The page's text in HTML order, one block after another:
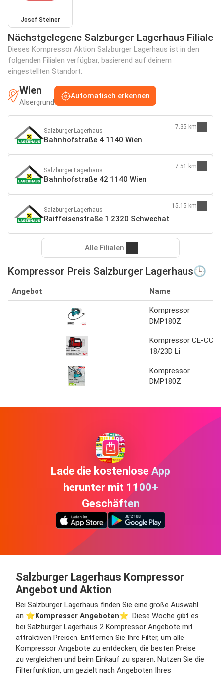
Josef Steiner
Nächstgelegene Salzburger Lagerhaus Filiale
Dieses Kompressor Aktion Salzburger Lagerhaus ist in den
folgenden Filialen verfügbar, basierend auf deinem
eingestellten Standort:
Wien
Alsergrund
Automatisch erkennen
Salzburger Lagerhaus
Bahnhofstraße 4 1140 Wien
7.35 km
Salzburger Lagerhaus
Bahnhofstraße 42 1140 Wien
7.51 km
Salzburger Lagerhaus
Raiffeisenstraße 1 2320 Schwechat
15.15 km
Alle Filialen
Kompressor Preis Salzburger Lagerhaus🕒
Angebot Name
Kompressor
DMP180Z
Kompressor CE-CC
18/23D Li
Kompressor
DMP180Z
Lade die kostenlose App
herunter mit 1100+
Geschäften
Salzburger Lagerhaus Kompressor
Angebot und Aktion
Bei Salzburger Lagerhaus finden Sie eine große Auswahl
an ⭐️Kompressor Angeboten⭐️. Diese Woche gibt es
bei Salzburger Lagerhaus 2 Kompressor Angebote mit
attraktiven Preisen. Entfernen Sie Ihre Filter, um alle
Kompressor Angebote zu entdecken, die besten Preise
zu vergleichen und beim Einkauf zu sparen. Nutzen Sie die
Filterfunktion, um gezielt nach Angeboten Ihres